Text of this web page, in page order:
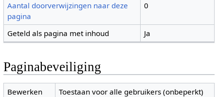
Aantal doorverwijzingen naar deze
pagina
0
Geteld als pagina met inhoud Ja
Paginabeveiliging
Bewerken
Toestaan voor alle gebruikers (onbeperkt)